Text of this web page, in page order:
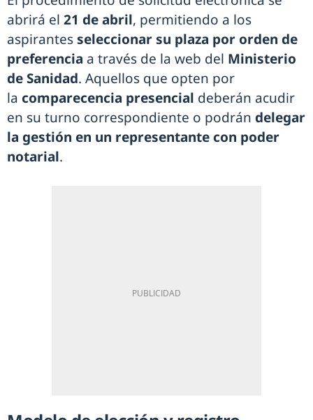
abrirá el 21 de abril, permitiendo a los
aspirantesseleccionar su plaza por orden de
preferencia a través de la web del Ministerio
de Sanidad. Aquellos que opten por
la comparecencia presencial deberán acudir
en su turno correspondiente o podrán delegar
la gestión en un representante con poder
notarial.